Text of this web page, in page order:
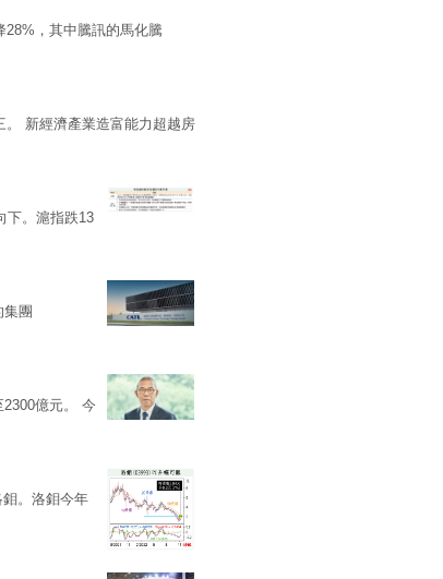
28%，其中騰訊的馬化騰
。 新經濟產業造富能力超越房
下。滬指跌13
團
億元。 今
。洛鉬今年